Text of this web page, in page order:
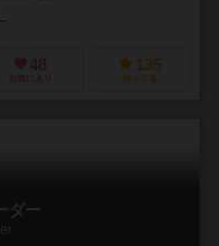
48
お気に入り
135
持ってる
ダー